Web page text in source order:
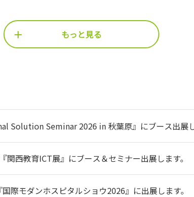
もっと見る
Solution Seminar 2026 in 秋葉原』にブース出展し
関西教育ICT展』にブース＆セミナー出展します。
際モダンホスピタルショウ2026』に出展します。